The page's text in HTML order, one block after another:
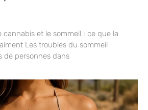
cannabis et le sommeil : ce que la
Les troubles du sommeil
de personnes dans